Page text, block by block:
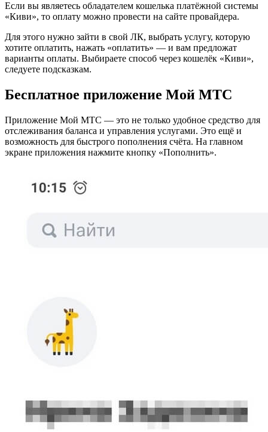
Если вы являетесь обладателем кошелька платёжной системы
«Киви», то оплату можно провести на сайте провайдера.
Для этого нужно зайти в свой ЛК, выбрать услугу, которую
хотите оплатить, нажать «оплатить» — и вам предложат
варианты оплаты. Выбираете способ через кошелёк «Киви»,
следуете подсказкам.
Бесплатное приложение Мой МТС
Приложение Мой МТС — это не только удобное средство для
отслеживания баланса и управления услугами. Это ещё и
возможность для быстрого пополнения счёта. На главном
экране приложения нажмите кнопку «Пополнить».